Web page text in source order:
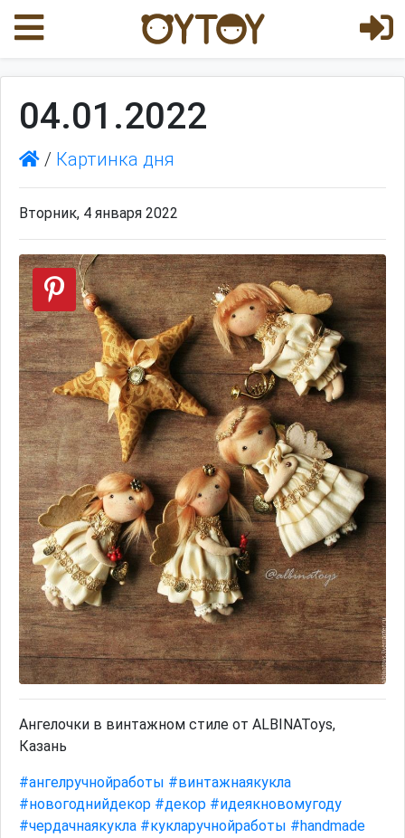
04.01.2022
/ Картинка дня
Вторник, 4 января 2022
Ангелочки в винтажном стиле от ALBINAToys,
Казань
#ангелручнойработы #винтажнаякукла
#новогоднийдекор #декор #идеякновомугоду
#чердачнаякукла #кукларучнойработы #handmade